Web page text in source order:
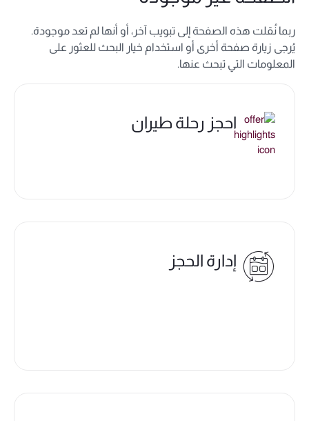
ربما نُقلت هذه الصفحة إلى تبويب آخر، أو أنها لم تعد موجودة.
يُرجى زيارة صفحة أخرى أو استخدام خيار البحث للعثور على
المعلومات التي تبحث عنها.
احجز رحلة طيران
إدارة الحجز